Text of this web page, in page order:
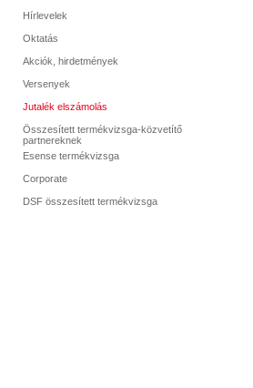
Hírlevelek
Oktatás
Akciók, hirdetmények
Versenyek
Jutalék elszámolás
Összesített termékvizsga-közvetítő
partnereknek
Esense termékvizsga
Corporate
DSF összesített termékvizsga